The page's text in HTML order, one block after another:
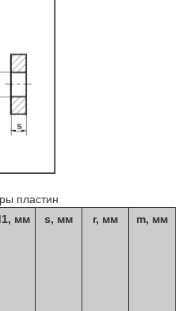
пластин
мм s, мм r, мм m, мм